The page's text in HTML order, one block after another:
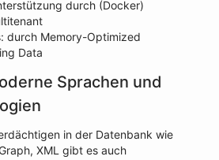
durch (Docker)
durch Memory-Optimized
Data
Sprachen und
in der Datenbank wie
XML gibt es auch